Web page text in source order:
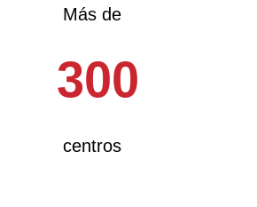
Más de
300
centros